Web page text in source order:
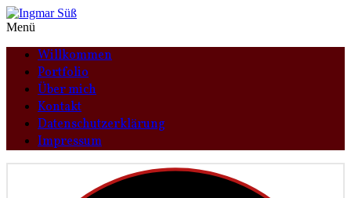
Menü
Willkommen
Portfolio
Über mich
Kontakt
Datenschutzerklärung
Impressum